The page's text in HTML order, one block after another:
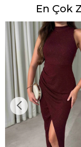
En Çok